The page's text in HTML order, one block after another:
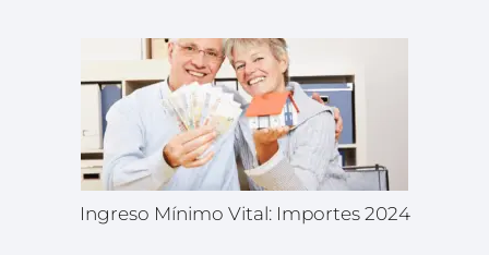
Ingreso Mínimo Vital: Importes 2024